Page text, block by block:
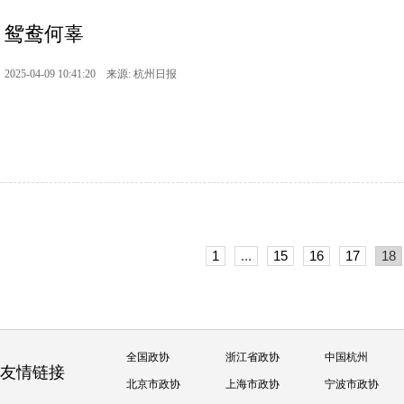
鸳鸯何辜
2025-04-09 10:41:20 来源: 杭州日报
1 ... 15 16 17 18
友情链接
全国政协 浙江省政协 中国杭州
北京市政协 上海市政协 宁波市政协